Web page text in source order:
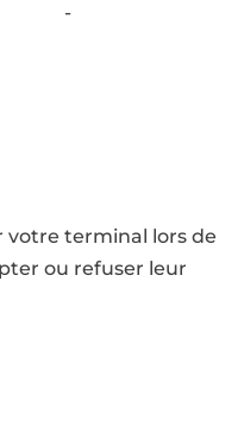
-
votre terminal lors de
ou refuser leur